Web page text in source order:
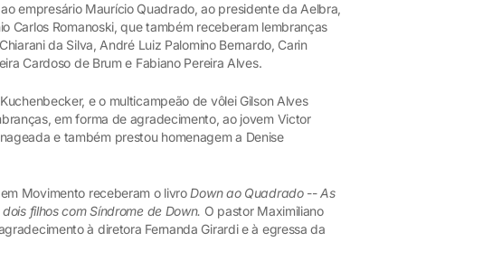
empresário Maurício Quadrado, ao presidente da Aelbra,
Carlos Romanoski, que também receberam lembranças
da Silva, André Luiz Palomino Bernardo, Carin
Cardoso de Brum e Fabiano Pereira Alves.
e o multicampeão de vôlei Gilson Alves
em forma de agradecimento, ao jovem Victor
e também prestou homenagem a Denise
Movimento receberam o livroDown ao Quadrado--As
filhos com Síndrome de Down. O pastor Maximiliano
à diretora Fernanda Girardi e à egressa da